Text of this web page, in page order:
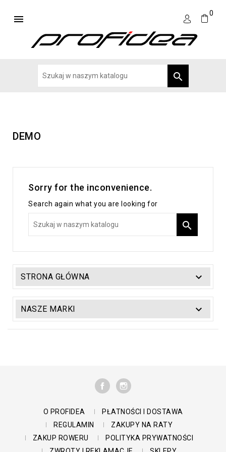
 0

DEMO
Sorry for the inconvenience.
Search again what you are looking for

STRONA GŁÓWNA 
NASZE MARKI 
FACEBOOKINSTAGRAM
O PROFIDEA
PŁATNOŚCI I DOSTAWA
REGULAMIN
ZAKUPY NA RATY
ZAKUP ROWERU
POLITYKA PRYWATNOŚCI